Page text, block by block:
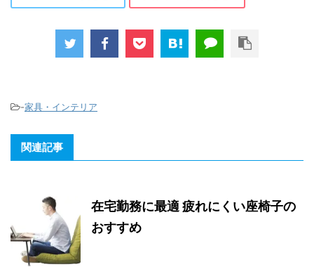
-家具・インテリア
関連記事
在宅勤務に最適 疲れにくい座椅子の
おすすめ